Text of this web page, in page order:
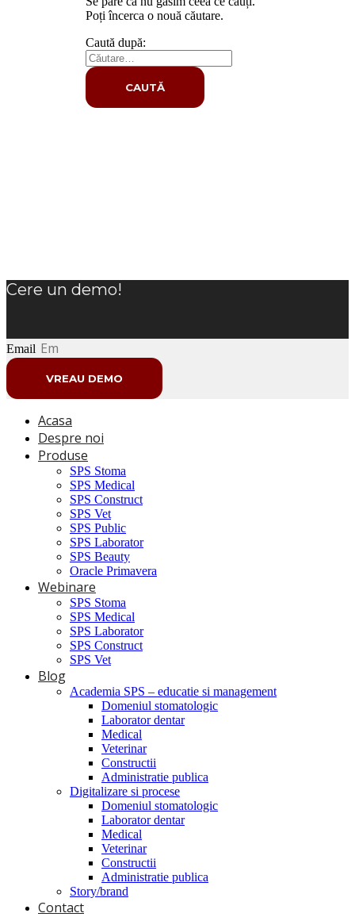
Poți încerca o nouă căutare.
Caută după:
Cere un demo!
Email
VREAU DEMO
Acasa
Despre noi
Produse
SPS Stoma
SPS Medical
SPS Construct
SPS Vet
SPS Public
SPS Laborator
SPS Beauty
Oracle Primavera
Webinare
SPS Stoma
SPS Medical
SPS Laborator
SPS Construct
SPS Vet
Blog
Academia SPS – educatie si management
Domeniul stomatologic
Laborator dentar
Medical
Veterinar
Constructii
Administratie publica
Digitalizare si procese
Domeniul stomatologic
Laborator dentar
Medical
Veterinar
Constructii
Administratie publica
Story/brand
Contact